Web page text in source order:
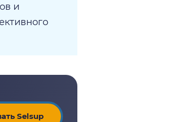
и
Selsup